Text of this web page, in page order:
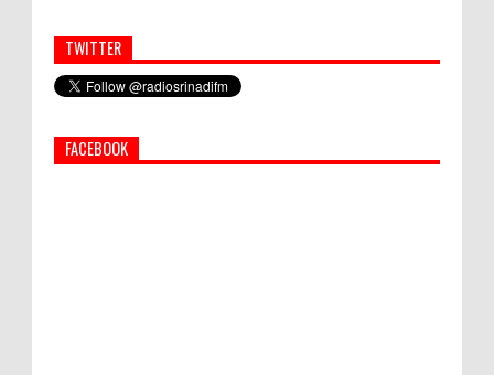
Simbol Persahabatan, RI Bangun Islamic Centre di
Afghanistan
World Marketing Forum 2022:
TWITTER
FACEBOOK